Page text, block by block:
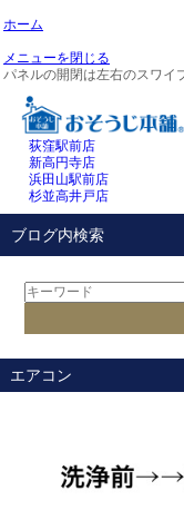
ホーム
メニューを閉じる
パネルの開閉は左右のスワイ
荻窪駅前店
新高円寺店
浜田山駅前店
杉並高井戸店
ブログ内検索
エアコン